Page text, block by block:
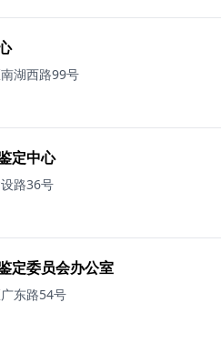
湖西路99号
定中心
路36号
定委员会办公室
东路54号